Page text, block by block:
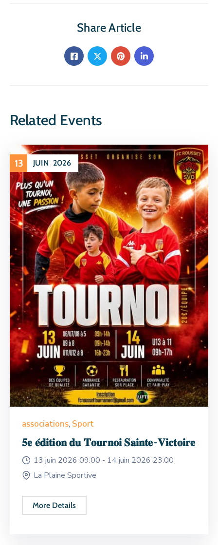
Share Article
Related Events
13 JUIN 2026
associations, Sport
𝟓𝐞 𝐞́𝐝𝐢𝐭𝐢𝐨𝐧 𝐝𝐮 𝐓𝐨𝐮𝐫𝐧𝐨𝐢 𝐒𝐚𝐢𝐧𝐭𝐞-𝐕𝐢𝐜𝐭𝐨𝐢𝐫𝐞
13 juin 2026 09:00 - 14 juin 2026 23:00
La Plaine Sportive
More Details